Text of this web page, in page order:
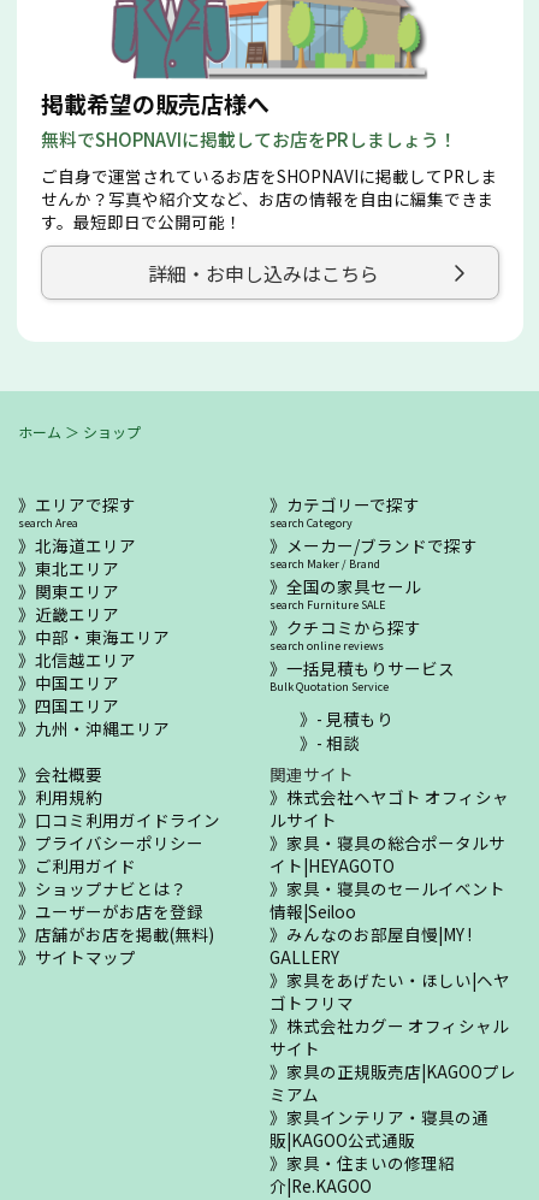
掲載希望の販売店様へ
無料でSHOPNAVIに掲載してお店をPRしましょう！
ご自身で運営されているお店をSHOPNAVIに掲載してPRしま
せんか？写真や紹介文など、お店の情報を自由に編集できま
す。最短即日で公開可能！
詳細・お申し込みはこちら
ホーム ＞ ショップ
エリアで探す
search Area
北海道エリア
東北エリア
関東エリア
近畿エリア
中部・東海エリア
北信越エリア
中国エリア
四国エリア
九州・沖縄エリア
カテゴリーで探す
search Category
メーカー/ブランドで探す
search Maker / Brand
全国の家具セール
search Furniture SALE
クチコミから探す
search online reviews
一括見積もりサービス
Bulk Quotation Service
- 見積もり
- 相談
会社概要
利用規約
口コミ利用ガイドライン
プライバシーポリシー
ご利用ガイド
ショップナビとは？
ユーザーがお店を登録
店舗がお店を掲載(無料)
サイトマップ
関連サイト
株式会社ヘヤゴト オフィシャ
ルサイト
家具・寝具の総合ポータルサ
イト|HEYAGOTO
家具・寝具のセールイベント
情報|Seiloo
みんなのお部屋自慢|MY !
GALLERY
家具をあげたい・ほしい|ヘヤ
ゴトフリマ
株式会社カグー オフィシャル
サイト
家具の正規販売店|KAGOOプレ
ミアム
家具インテリア・寝具の通
販|KAGOO公式通販
家具・住まいの修理紹
介|Re.KAGOO